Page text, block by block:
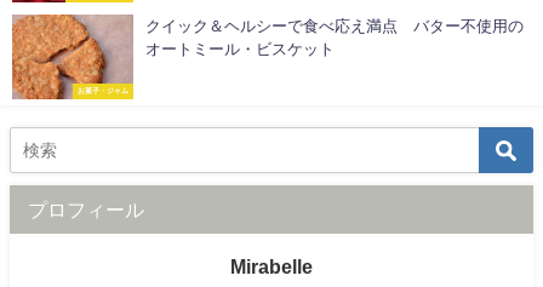
お菓子・ジャム
クイック＆ヘルシーで食べ応え満点 バター不使用の
オートミール・ビスケット
プロフィール
Mirabelle